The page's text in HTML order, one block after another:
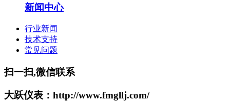
新闻中心
行业新闻
技术支持
常见问题
扫一扫,微信联系
大跃仪表：http://www.fmgllj.com/